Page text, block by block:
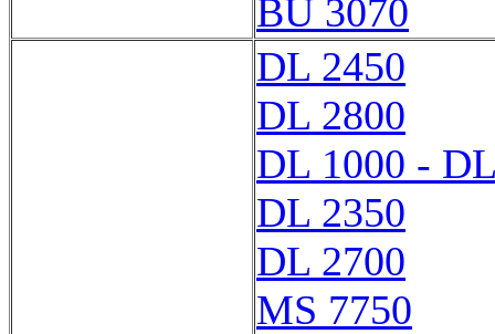
BU 3070
DL 2450
DL 2800
DL 1000 -
DL 2350
DL 2700
MS 7750